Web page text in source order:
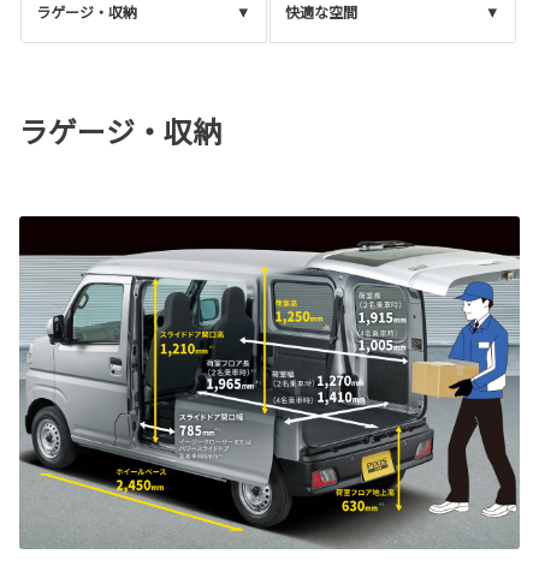
ラゲージ・収納 快適な空間
ラゲージ・収納